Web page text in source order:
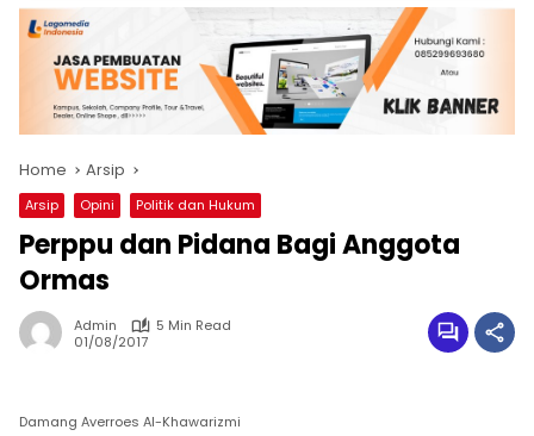
Home Arsip
Arsip Opini Politik dan Hukum
Perppu dan Pidana Bagi Anggota
Ormas
Admin
5 Min Read
01/08/2017
Damang Averroes Al-Khawarizmi